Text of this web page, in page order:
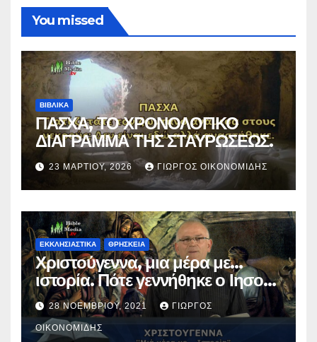
You missed
ΒΙΒΛΙΚΑ
ΠΑΣΧΑ, ΤΟ ΧΡΟΝΟΛΟΓΙΚΟ
ΔΙΑΓΡΑΜΜΑ ΤΗΣ ΣΤΑΥΡΩΣΕΩΣ.
23 ΜΑΡΤΊΟΥ, 2026 ΓΙΏΡΓΟΣ ΟΙΚΟΝΟΜΊΔΗΣ
ΕΚΚΛΗΣΙΑΣΤΙΚΑ ΘΡΗΣΚΕΙΑ
Χριστούγεννα, μια μέρα με…
ιστορία. Πότε γεννήθηκε ο Ιησούς
Χριστός; (Βίντεο).
28 ΝΟΕΜΒΡΊΟΥ, 2021 ΓΙΏΡΓΟΣ
ΟΙΚΟΝΟΜΊΔΗΣ